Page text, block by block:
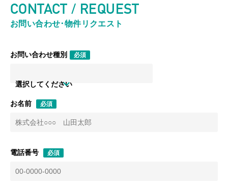
CONTACT / REQUEST
お問い合わせ･物件リクエスト
お問い合わせ種別 必須
選択してください
お名前 必須
電話番号 必須